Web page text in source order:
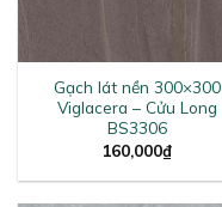
Gạch lát nền 300×300
Viglacera – Cửu Long
BS3306
160,000₫